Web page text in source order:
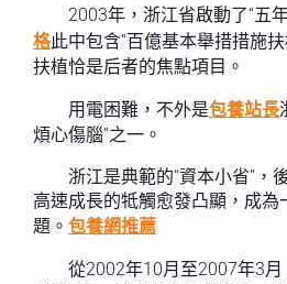
2003年，浙江省啟動了“五
格此中包含“百億基本舉措措施
扶植恰是后者的焦點項目。
用電困難，不外是包養站長
煩心傷腦”之一。
浙江是典範的“資本小省”，
高速成長的牴觸愈發凸顯，成為
題。 包養網推薦
從2002年10月至2007年3